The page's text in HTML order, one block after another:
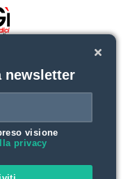
newsletter
visione
privacy